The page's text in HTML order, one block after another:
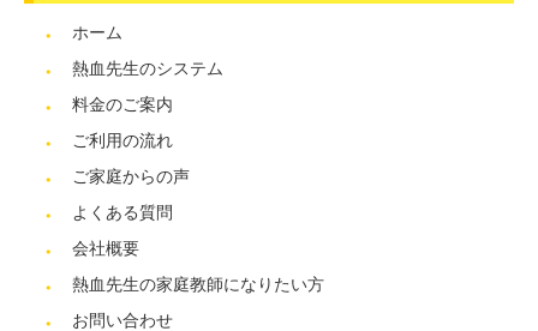
ホーム
熱血先生のシステム
料金のご案内
ご利用の流れ
ご家庭からの声
よくある質問
会社概要
熱血先生の家庭教師になりたい方
お問い合わせ